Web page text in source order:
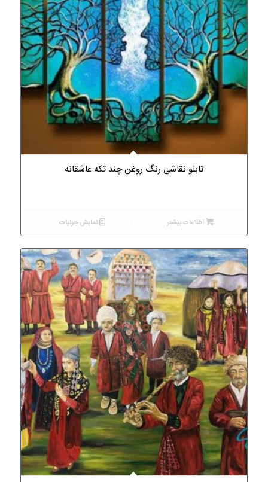
تابلو نقاشی رنگ روغن چند تکه عاشقانه
اطلاعات بیشتر نمایش جزئیات